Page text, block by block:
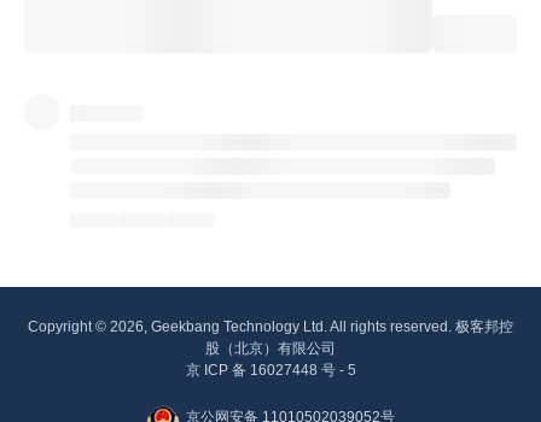
Copyright © 2026, Geekbang Technology Ltd. All rights reserved. 极客邦控
股（北京）有限公司
京 ICP 备 16027448 号 - 5
京公网安备 11010502039052号